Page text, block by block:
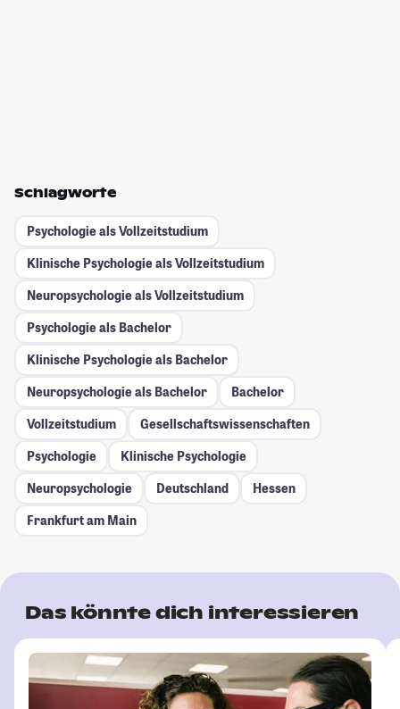
Schlagworte
Psychologie als Vollzeitstudium
Klinische Psychologie als Vollzeitstudium
Neuropsychologie als Vollzeitstudium
Psychologie als Bachelor
Klinische Psychologie als Bachelor
Neuropsychologie als Bachelor
Bachelor
Vollzeitstudium
Gesellschafts­wissenschaften
Psychologie
Klinische Psychologie
Neuropsychologie
Deutschland
Hessen
Frankfurt am Main
Das könnte dich interessieren